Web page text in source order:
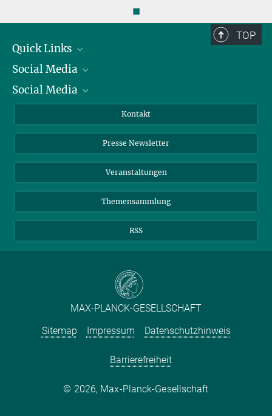
◼
TOP
Quick Links
Präsident
Zahlen und Fakten
Meldestelle Fehlverhalten
Social Media
Bluesky
TikTok
Social Media
Instagram
YouTube
Kontakt
Presse Newsletter
Veranstaltungen
Themensammlung
RSS
MAX-PLANCK-GESELLSCHAFT
Sitemap
Impressum Datenschutzhinweis
Barrierefreiheit
2026, Max-Planck-Gesellschaft